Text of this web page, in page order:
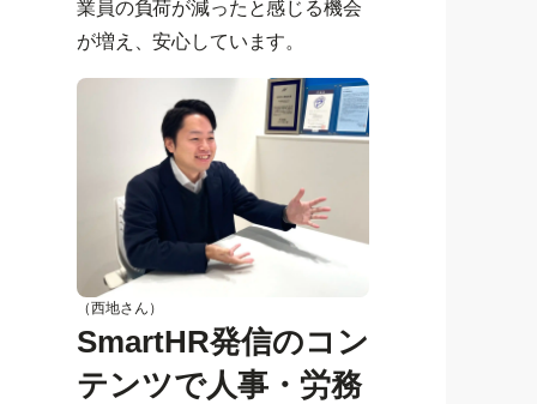
業員の負荷が減ったと感じる機会
が増え、安心しています。
（西地さん）
SmartHR発信のコン
テンツで人事・労務